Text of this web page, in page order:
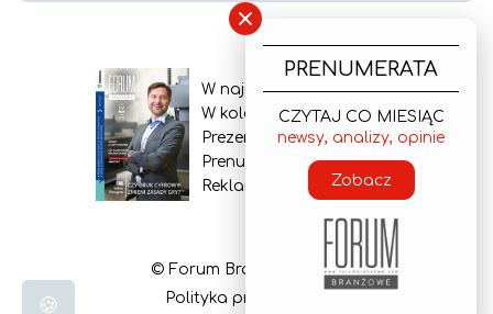
W najnowszym wydaniu
W kolejnym numerze
Prezentacja gazety
Prenumerata
Reklama
© Forum Branżowe 2026
Polityka prywatności
×
PRENUMERATA
CZYTAJ CO MIESIĄC
newsy, analizy, opinie
Zobacz
🍪